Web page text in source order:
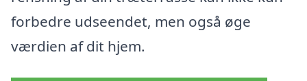
forbedre udseendet, men også øge
værdien af dit hjem.